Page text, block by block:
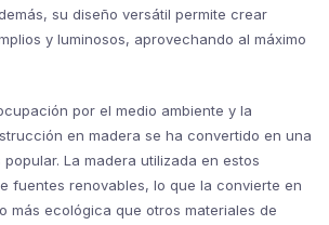
su diseño versátil permite crear
y luminosos, aprovechando al máximo
por el medio ambiente y la
en madera se ha convertido en una
La madera utilizada en estos
fuentes renovables, lo que la convierte en
más ecológica que otros materiales de